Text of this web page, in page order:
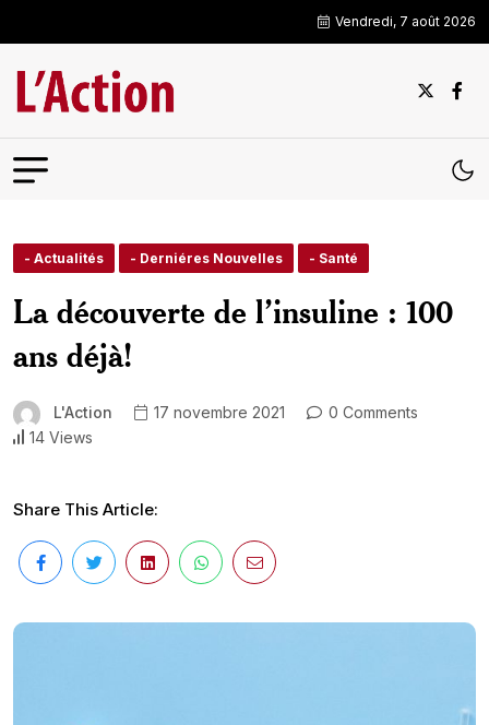
Vendredi, 7 août 2026
- Actualités - Derniéres Nouvelles - Santé
La découverte de l’insuline : 100
ans déjà!
L'Action 17 novembre 2021
0 Comments
14 Views
Share This Article: